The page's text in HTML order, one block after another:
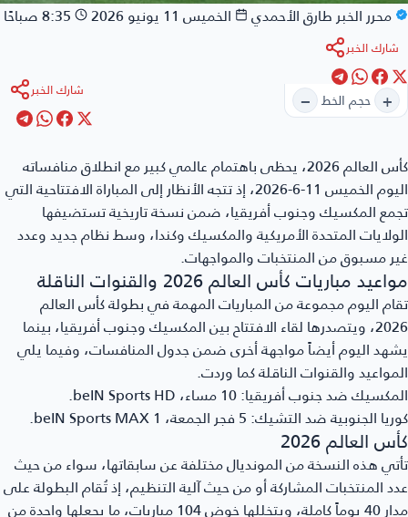
محرر الخبرطارق الأحمدي الخميس 11 يونيو 2026 8:35 صباحًا
شارك الخبر
+ حجم الخط − شارك الخبر
العالم 2026
، يحظى باهتمام عالمي كبير مع انطلاق منافساته
اليوم الخميس 11-6-2026، إذ تتجه الأنظار إلى المباراة الافتتاحية التي
المكسيك وجنوب أفريقيا، ضمن نسخة تاريخية تستضيفها
المتحدة الأمريكية والمكسيك وكندا، وسط نظام جديد وعدد
مسبوق من المنتخبات والمواجهات.
مباريات كأس العالم 2026 والقنوات الناقلة
اليوم مجموعة من المباريات المهمة في بطولة كأس العالم
2026، ويتصدرها لقاء الافتتاح بين المكسيك وجنوب أفريقيا، بينما
اليوم أيضاً مواجهة أخرى ضمن جدول المنافسات، وفيما يلي
والقنوات الناقلة كما وردت.
ضد جنوب أفريقيا: 10 مساء، beIN Sports HD.
الجنوبية ضد التشيك: 5 فجر الجمعة، beIN Sports MAX 1.
العالم 2026
هذه النسخة من المونديال مختلفة عن سابقاتها، سواء من حيث
المنتخبات المشاركة أو من حيث آلية التنظيم، إذ تُقام البطولة على
مدار 40 يوماً كاملة، ويتخللها خوض 104 مباريات، ما يجعلها واحدة من